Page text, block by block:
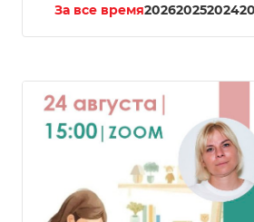
За все время202620252024